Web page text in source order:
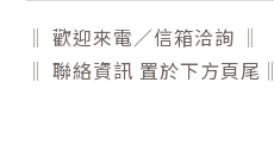
‖ 歡迎來電／信箱洽詢 ‖
‖ 聯絡資訊 置於下方頁尾‖